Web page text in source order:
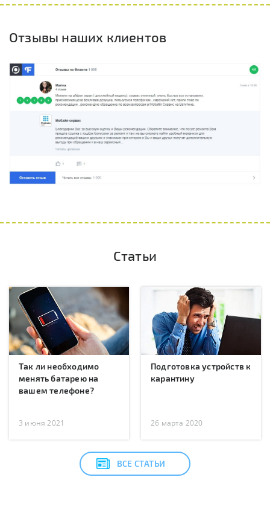
Отзывы наших клиентов
Статьи
Так ли необходимо
менять батарею на
вашем телефоне?
3 июня 2021
Подготовка устройств к
карантину
26 марта 2020
ВСЕ СТАТЬИ